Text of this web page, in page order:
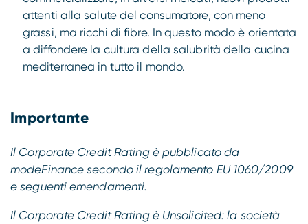
attenti alla salute del consumatore, con meno
grassi, ma ricchi di fibre. In questo modo è orientata
a diffondere la cultura della salubrità della cucina
mediterranea in tutto il mondo.
Importante
Il Corporate Credit Rating è pubblicato da
modeFinance secondo il regolamento EU 1060/2009
e seguenti emendamenti.
Il Corporate Credit Rating è Unsolicited: la società